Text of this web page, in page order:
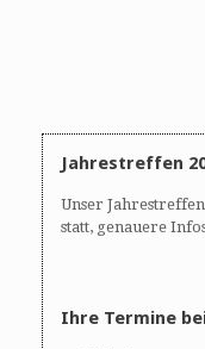
Jahrestreffen
Unser
statt, genauere
Ihre Termine